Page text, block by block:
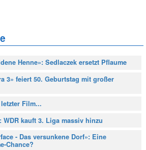
Henne»: Sedlaczek ersetzt Pflaume
3» feiert 50. Geburtstag mit großer
Film...
WDR kauft 3. Liga massiv hinzu
- Das versunkene Dorf»: Eine
Chance?